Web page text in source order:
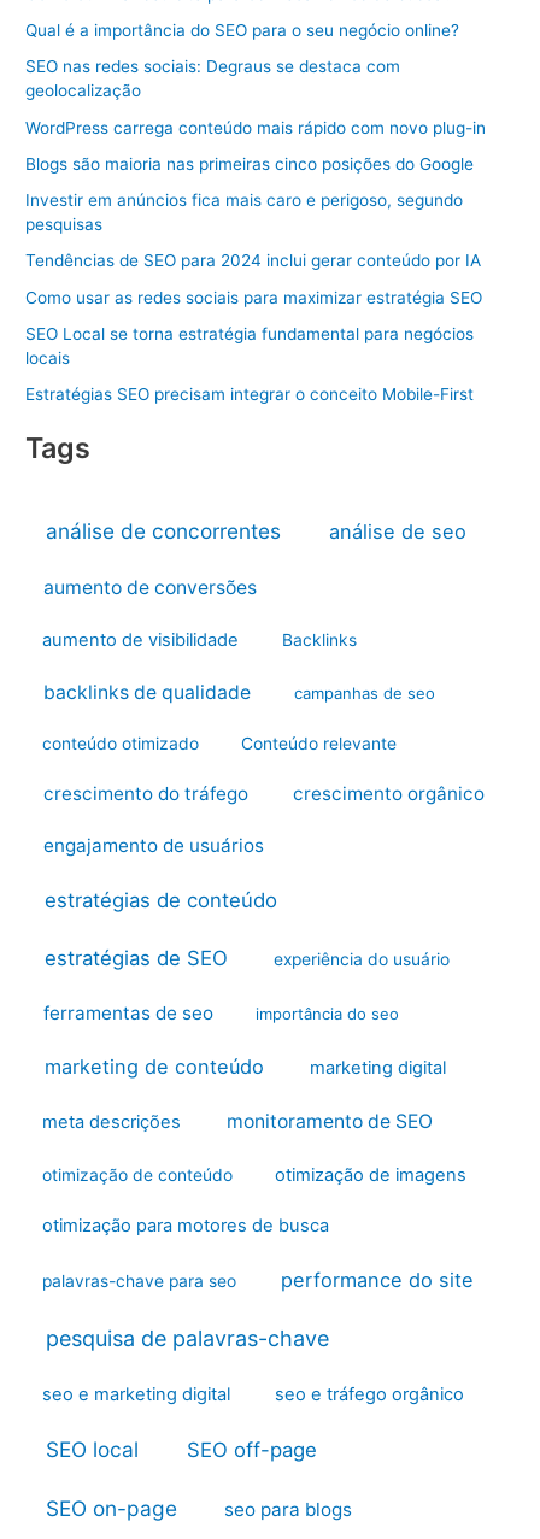
Qual é a importância do SEO para o seu negócio online?
SEO nas redes sociais: Degraus se destaca com
geolocalização
WordPress carrega conteúdo mais rápido com novo plug-in
Blogs são maioria nas primeiras cinco posições do Google
Investir em anúncios fica mais caro e perigoso, segundo
pesquisas
Tendências de SEO para 2024 inclui gerar conteúdo por IA
Como usar as redes sociais para maximizar estratégia SEO
SEO Local se torna estratégia fundamental para negócios
locais
Estratégias SEO precisam integrar o conceito Mobile-First
Tags
análise de concorrentes análise de seo
aumento de conversões
aumento de visibilidade Backlinks
backlinks de qualidade campanhas de seo
conteúdo otimizado Conteúdo relevante
crescimento do tráfego crescimento orgânico
engajamento de usuários
estratégias de conteúdo
estratégias de SEO experiência do usuário
ferramentas de seo importância do seo
marketing de conteúdo marketing digital
meta descrições monitoramento de SEO
otimização de conteúdo otimização de imagens
otimização para motores de busca
palavras-chave para seo performance do site
pesquisa de palavras-chave
seo e marketing digital seo e tráfego orgânico
SEO local SEO off-page
SEO on-page seo para blogs